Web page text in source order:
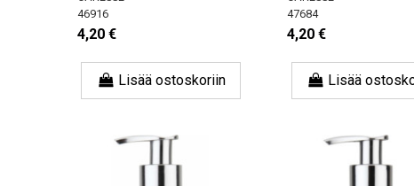
46916
4,20 €
Lisää ostoskoriin
47684
4,20 €
Lisää